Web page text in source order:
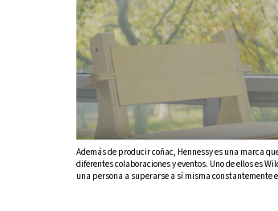
Además de producir coñac, Hennessy es una marca
diferentes colaboraciones y eventos. Uno de ellos es
una persona a superarse a sí misma